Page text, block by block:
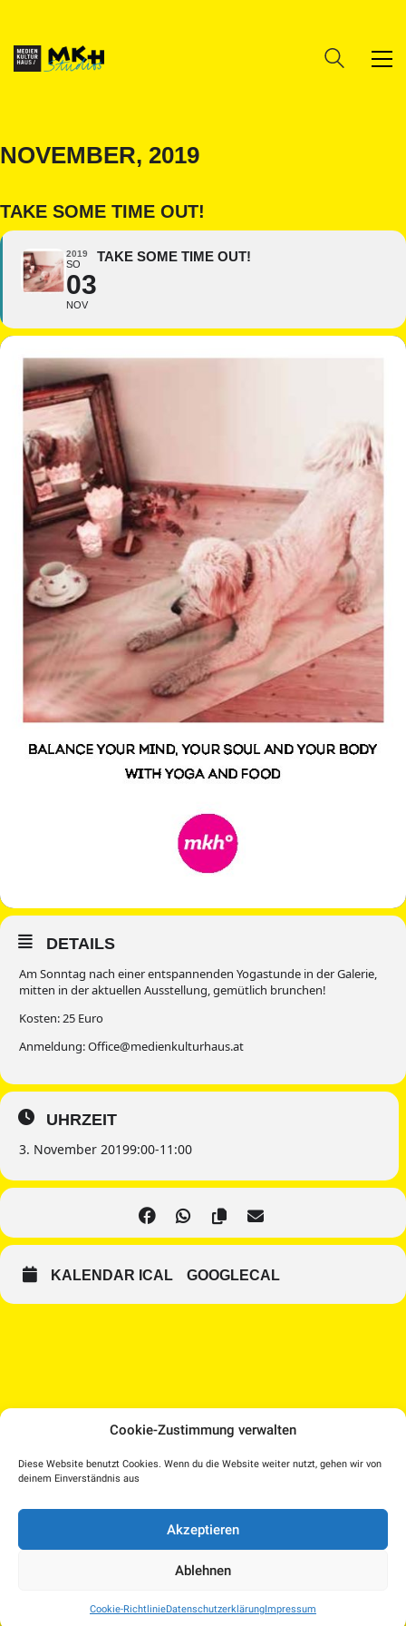
Cookie-Zustimmung verwalten
Diese Website benutzt Cookies. Wenn du die Website weiter nutzt, gehen wir von
deinem Einverständnis aus
Akzeptieren
Ablehnen
Cookie-RichtlinieDatenschutzerklärungImpressum
NOVEMBER, 2019
TAKE SOME TIME OUT!
2019
SO
03
NOV
TAKE SOME TIME OUT!
DETAILS
Am Sonntag nach einer entspannenden Yogastunde in der Galerie,
mitten in der aktuellen Ausstellung, gemütlich brunchen!
Kosten: 25 Euro
Anmeldung: Office@medienkulturhaus.at
UHRZEIT
3. November 20199:00-11:00
KALENDAR ICAL GOOGLECAL
YouTube
Dorf TV
Kulturplattform OÖ – KUPF|
Medien Kultur Haus |
Pollheimerstraße 17 | 4600 Wels
office@medienkulturhaus.at
Impressum